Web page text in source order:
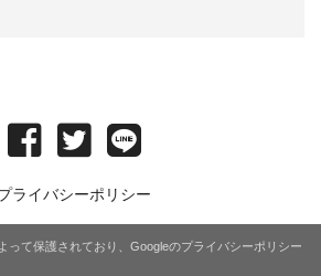
ライバシーポリシー
って保護されており、Googleのプライバシーポリシー